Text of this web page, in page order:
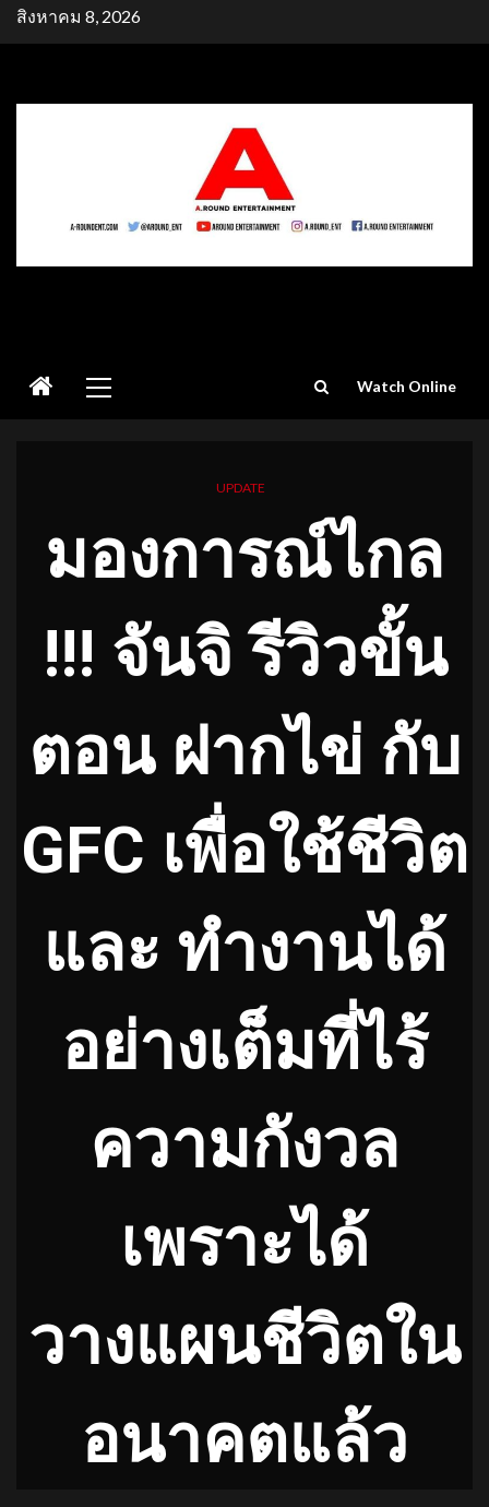
Skipสิงหาคม 8, 2026
Menu
Watch Online
UPDATE
มองการณ์ไกล
!!! จันจิ รีวิวขั้น
ตอน ฝากไข่ กับ
GFC เพื่อใช้ชีวิต
และ ทำงานได้
อย่างเต็มที่ไร้
ความกังวล
เพราะได้
วางแผนชีวิตใน
อนาคตแล้ว